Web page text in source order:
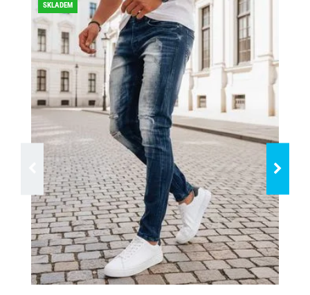
SKLADEM